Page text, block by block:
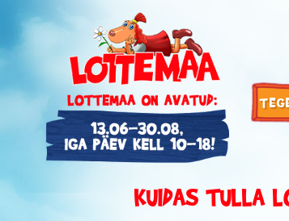
KUIDAS TULLA